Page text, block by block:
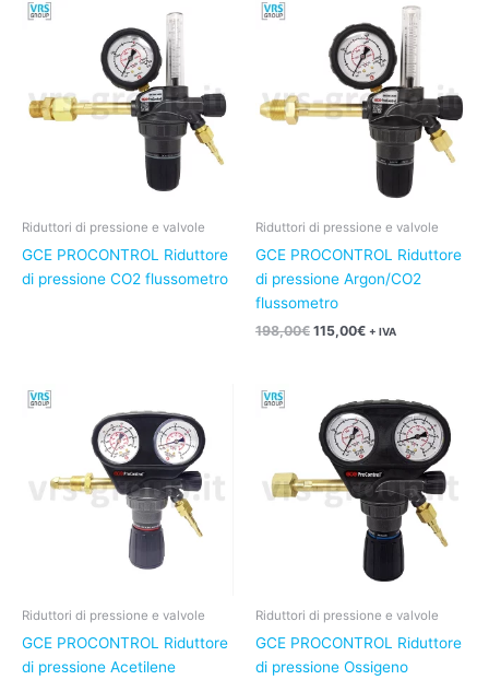
Riduttori di pressione e valvole
GCE PROCONTROL Riduttore
di pressione CO2 flussometro
Riduttori di pressione e valvole
GCE PROCONTROL Riduttore
di pressione Argon/CO2
flussometro
198,00€
prezzo
originale
era:
198,00€.
115,00€
prezzo
attuale
è:
115,00€.
+ IVA
Riduttori di pressione e valvole
GCE PROCONTROL Riduttore
di pressione Acetilene
Riduttori di pressione e valvole
GCE PROCONTROL Riduttore
di pressione Ossigeno